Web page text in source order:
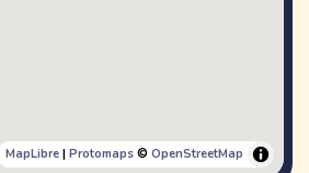
MapLibre| Protomaps© OpenStreetMap